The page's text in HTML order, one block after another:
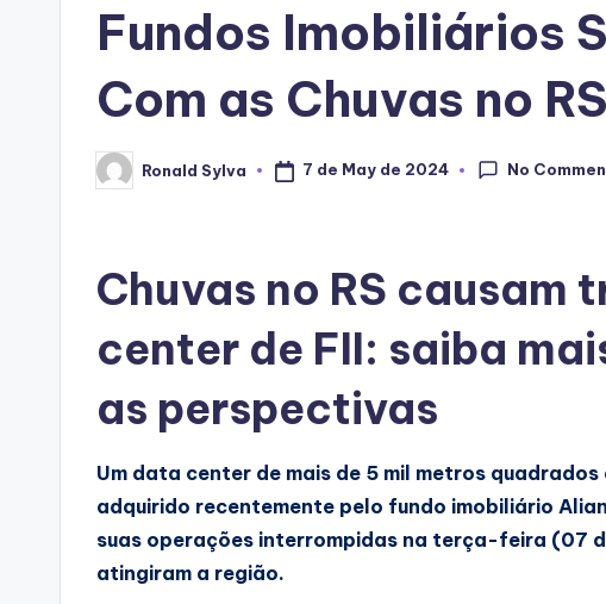
Fundos Imobiliários
Com as Chuvas no
Posted
by
Ronald Sylva 7 de May de 2024 No
Chuvas no RS causam
center de FII: saiba
as perspectivas
Um data center de mais de 5 mil metros
adquirido recentemente pelo fundo imobiliário
suas operações interrompidas na terça-feira (07
atingiram a região.